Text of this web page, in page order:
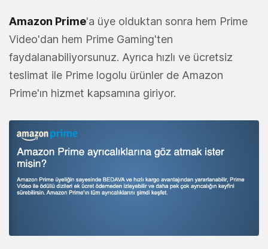
Amazon Prime'a üye olduktan sonra hem Prime
Video'dan hem Prime Gaming'ten
faydalanabiliyorsunuz. Ayrıca hızlı ve ücretsiz
teslimat ile Prime logolu ürünler de Amazon
Prime'ın hizmet kapsamına giriyor.